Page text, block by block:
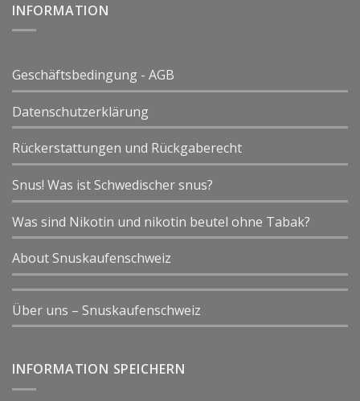
INFORMATION
Geschäftsbedingung - AGB
Datenschutzerklärung
Rückerstattungen und Rückgaberecht
Snus! Was ist Schwedischer snus?
Was sind Nikotin und nikotin beutel ohne Tabak?
About Snuskaufenschweiz
Über uns – Snuskaufenschweiz
INFORMATION SPEICHERN